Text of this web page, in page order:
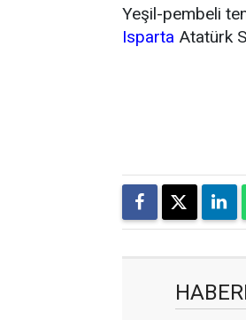
Yeşil-pembeli
Isparta Atatürk